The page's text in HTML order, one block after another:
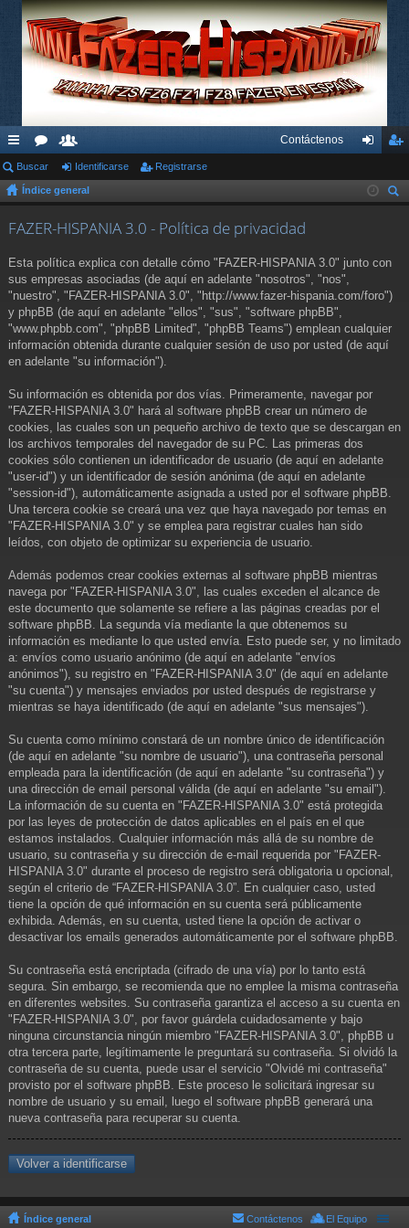
nl
ac
es
pi
or
os
su
ari
os
Contáctenos
nti ist
Buscar Identificarse Registrarse
Índice general
FAZER-HISPANIA 3.0 - Política de privacidad
Esta política explica con detalle cómo "FAZER-HISPANIA 3.0" junto con
sus empresas asociadas (de aquí en adelante "nosotros", "nos",
"nuestro", "FAZER-HISPANIA 3.0", "http://www.fazer-hispania.com/foro")
y phpBB (de aquí en adelante "ellos", "sus", "software phpBB",
"www.phpbb.com", "phpBB Limited", "phpBB Teams") emplean cualquier
información obtenida durante cualquier sesión de uso por usted (de aquí
en adelante "su información").
Su información es obtenida por dos vías. Primeramente, navegar por
"FAZER-HISPANIA 3.0" hará al software phpBB crear un número de
cookies, las cuales son un pequeño archivo de texto que se descargan en
los archivos temporales del navegador de su PC. Las primeras dos
cookies sólo contienen un identificador de usuario (de aquí en adelante
"user-id") y un identificador de sesión anónima (de aquí en adelante
"session-id"), automáticamente asignada a usted por el software phpBB.
Una tercera cookie se creará una vez que haya navegado por temas en
"FAZER-HISPANIA 3.0" y se emplea para registrar cuales han sido
leídos, con objeto de optimizar su experiencia de usuario.
Además podemos crear cookies externas al software phpBB mientras
navega por "FAZER-HISPANIA 3.0", las cuales exceden el alcance de
este documento que solamente se refiere a las páginas creadas por el
software phpBB. La segunda vía mediante la que obtenemos su
información es mediante lo que usted envía. Esto puede ser, y no limitado
a: envíos como usuario anónimo (de aquí en adelante "envíos
anónimos"), su registro en "FAZER-HISPANIA 3.0" (de aquí en adelante
"su cuenta") y mensajes enviados por usted después de registrarse y
mientras se haya identificado (de aquí en adelante "sus mensajes").
Su cuenta como mínimo constará de un nombre único de identificación
(de aquí en adelante "su nombre de usuario"), una contraseña personal
empleada para la identificación (de aquí en adelante "su contraseña") y
una dirección de email personal válida (de aquí en adelante "su email").
La información de su cuenta en "FAZER-HISPANIA 3.0" está protegida
por las leyes de protección de datos aplicables en el país en el que
estamos instalados. Cualquier información más allá de su nombre de
usuario, su contraseña y su dirección de e-mail requerida por "FAZER-
HISPANIA 3.0" durante el proceso de registro será obligatoria u opcional,
según el criterio de “FAZER-HISPANIA 3.0”. En cualquier caso, usted
tiene la opción de qué información en su cuenta será públicamente
exhibida. Además, en su cuenta, usted tiene la opción de activar o
desactivar los emails generados automáticamente por el software phpBB.
Su contraseña está encriptada (cifrado de una vía) por lo tanto está
segura. Sin embargo, se recomienda que no emplee la misma contraseña
en diferentes websites. Su contraseña garantiza el acceso a su cuenta en
"FAZER-HISPANIA 3.0", por favor guárdela cuidadosamente y bajo
ninguna circunstancia ningún miembro "FAZER-HISPANIA 3.0", phpBB u
otra tercera parte, legítimamente le preguntará su contraseña. Si olvidó la
contraseña de su cuenta, puede usar el servicio "Olvidé mi contraseña"
provisto por el software phpBB. Este proceso le solicitará ingresar su
nombre de usuario y su email, luego el software phpBB generará una
nueva contraseña para recuperar su cuenta.
Volver a identificarse
Índice general El Equipo
Contáctenos